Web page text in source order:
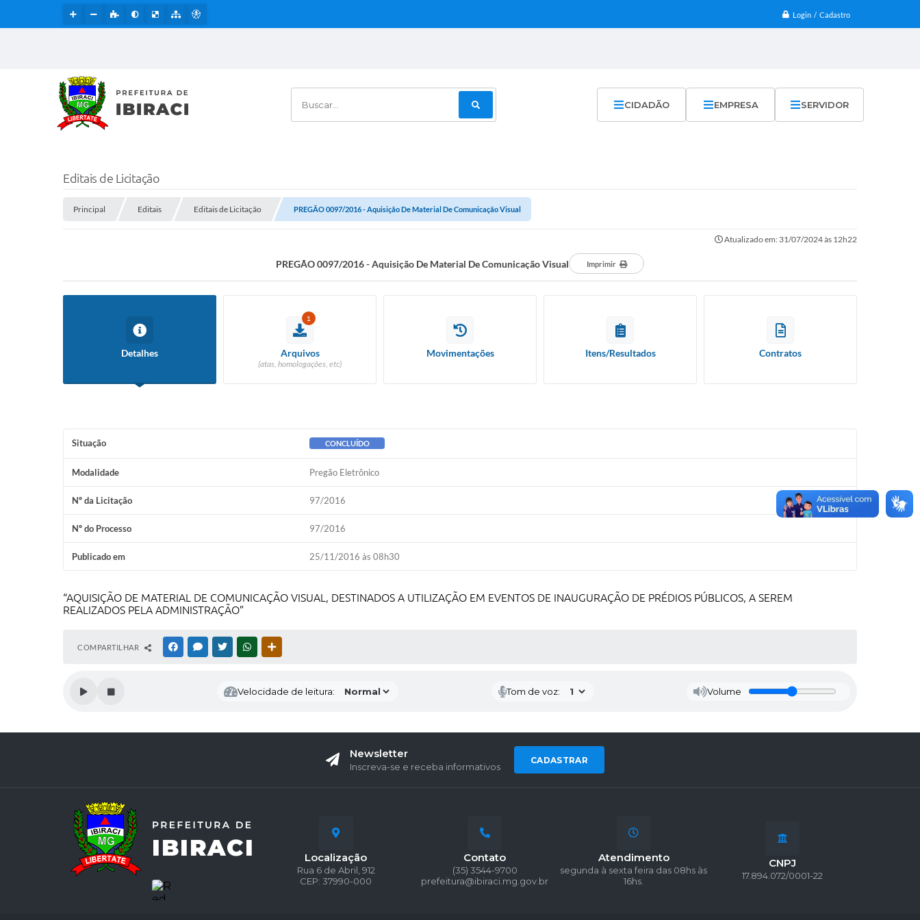
Login / Cadastro
Buscar... CIDADÃO EMPRESA SERVIDOR
Editais de Licitação
Principal Editais Editais de Licitação PREGÃO 0097/2016 - Aquisição De Material De Comunicação Visual
Atualizado em: 31/07/2024 às 12h22
PREGÃO 0097/2016 - Aquisição De Material De Comunicação Visual Imprimir
Detalhes
1
Arquivos
(atas, homologações, etc)
Movimentações Itens/Resultados Contratos
Situação CONCLUÍDO
Modalidade Pregão Eletrônico
Nº da Licitação 97/2016
Nº do Processo 97/2016
Publicado em 25/11/2016 às 08h30
“AQUISIÇÃO DE MATERIAL DE COMUNICAÇÃO VISUAL, DESTINADOS A UTILIZAÇÃO EM EVENTOS DE INAUGURAÇÃO DE PRÉDIOS PÚBLICOS, A SEREM
REALIZADOS PELA ADMINISTRAÇÃO”
COMPARTILHAR FACEBOOKMESSENGER
TWITTERWHATSAPP
Velocidade de leitura: Tom de voz: Volume
Newsletter
Inscreva-se e receba informativos
CADASTRAR
Localização
Rua 6 de Abril, 912
CEP: 37990-000
Contato
(35) 3544-9700
prefeitura@ibiraci.mg.gov.br
Atendimento
segunda à sexta feira das 08hs às
16hs.
CNPJ
17.894.072/0001-22